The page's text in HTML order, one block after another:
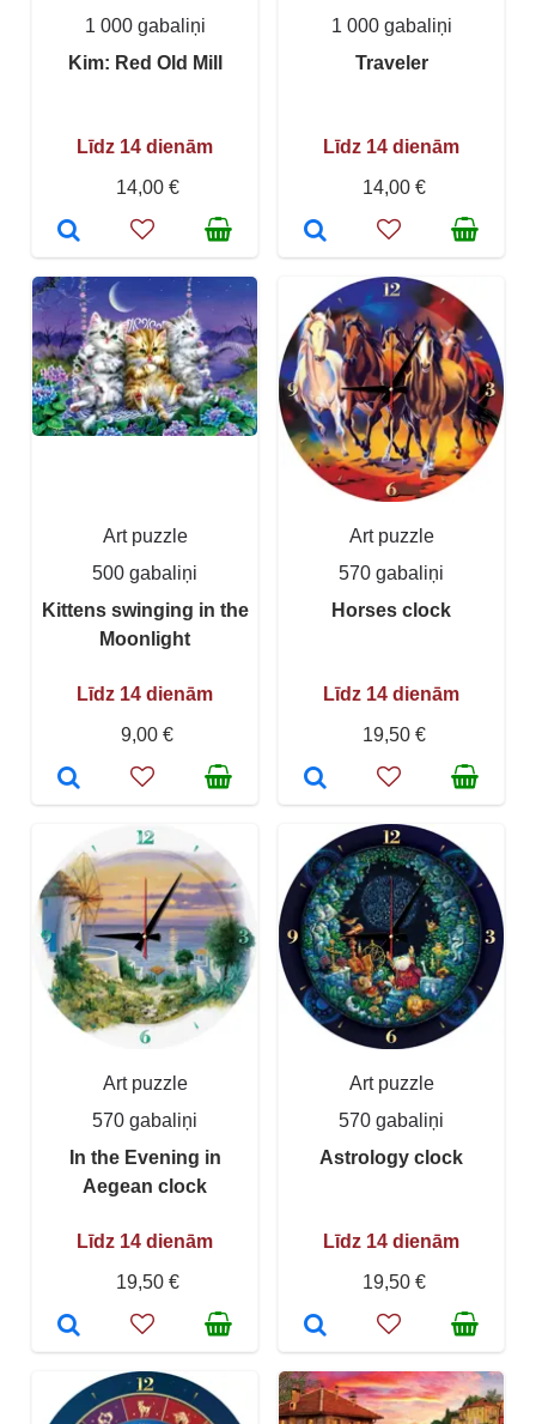
1 000 gabaliņi
Kim: Red Old Mill
Līdz 14 dienām
14,00 €
1 000 gabaliņi
Traveler
Līdz 14 dienām
14,00 €
Art puzzle
500 gabaliņi
Kittens swinging in the
Moonlight
Līdz 14 dienām
9,00 €
Art puzzle
570 gabaliņi
Horses clock
Līdz 14 dienām
19,50 €
Art puzzle
570 gabaliņi
In the Evening in
Aegean clock
Līdz 14 dienām
19,50 €
Art puzzle
570 gabaliņi
Astrology clock
Līdz 14 dienām
19,50 €